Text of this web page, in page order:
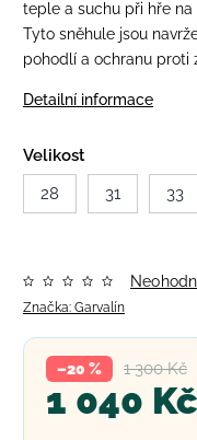
teple a suchu při hře na
Tyto sněhule jsou
pohodlí a ochranu proti
Detailní informace
Velikost
28
31 33
Značka: Garvalín
1 300 Kč
–20 %
1 040 Kč